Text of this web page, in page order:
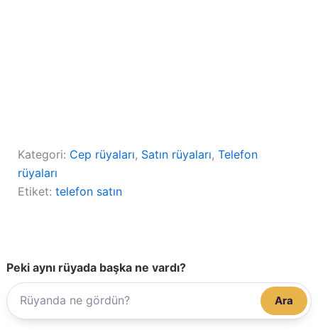
Kategori: Cep rüyaları, Satın rüyaları, Telefon
rüyaları
Etiket: telefon satın
Peki aynı rüyada başka ne vardı?
Ara